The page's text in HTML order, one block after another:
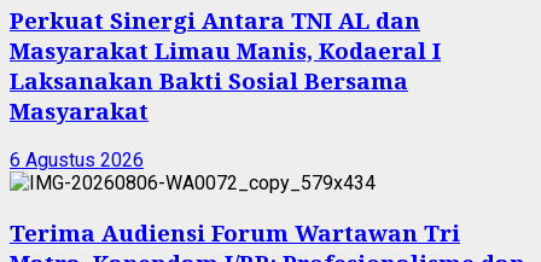
Perkuat Sinergi Antara TNI AL dan
Masyarakat Limau Manis, Kodaeral I
Laksanakan Bakti Sosial Bersama
Masyarakat
6 Agustus 2026
Terima Audiensi Forum Wartawan Tri